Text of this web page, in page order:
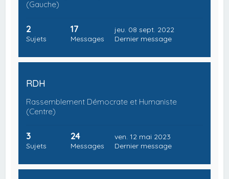
(Gauche)
2
Sujets
17
Messages
jeu. 08 sept. 2022
Dernier message
RDH
Rassemblement Démocrate et Humaniste
(Centre)
3
Sujets
24
Messages
ven. 12 mai 2023
Dernier message